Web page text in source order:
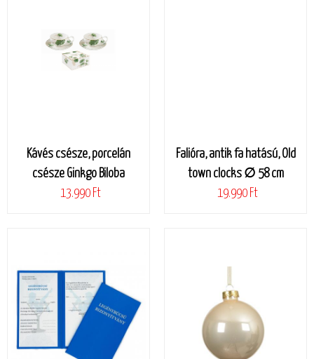
Kávés csésze, porcelán
csésze Ginkgo Biloba
13.990 Ft
Falióra, antik fa hatású, Old
town clocks ∅ 58 cm
19.990 Ft